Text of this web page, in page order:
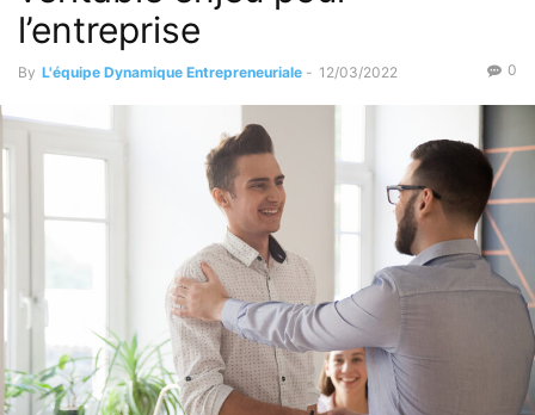
l’entreprise
By L'équipe Dynamique Entrepreneuriale - 12/03/2022 0